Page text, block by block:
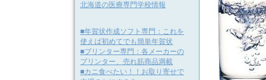
北海道の医療専門学校情報
■年賀状作成ソフト専門：これを
使えば初めてでも簡単年賀状
■プリンター専門：各メーカーの
プリンター、売れ筋商品満載
■カニ食べたい！！お取り寄せで